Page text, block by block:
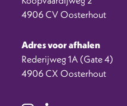
4906 CV Oosterhout
Adres voor afhalen
Rederijweg 1A (Gate 4)
4906 CX Oosterhout